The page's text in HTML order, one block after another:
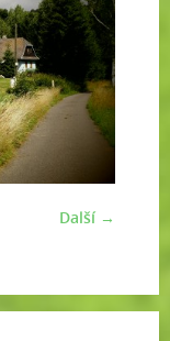
Další →